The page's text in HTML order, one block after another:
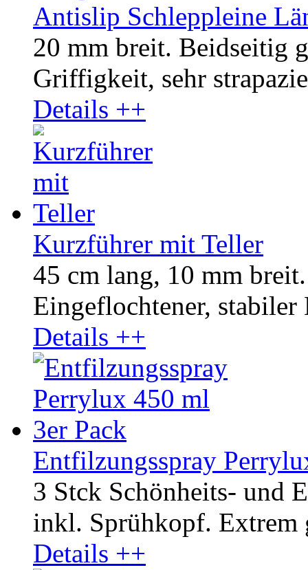
Antislip Schleppleine
20 mm breit. Beidseitig
Griffigkeit, sehr
Details ++
Kurzführer mit Teller
45 cm lang, 10 mm
Eingeflochtener, stabiler
Details ++
Entfilzungsspray
3 Stck Schönheits- und
inkl. Sprühkopf. Extrem
Details ++